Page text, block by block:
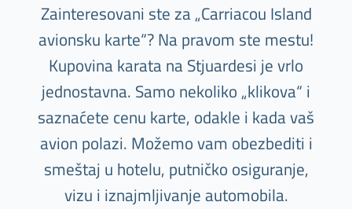
Zainteresovani ste za „Carriacou Island
avionsku karte“? Na pravom ste mestu!
Kupovina karata na Stjuardesi je vrlo
jednostavna. Samo nekoliko „klikova“ i
saznaćete cenu karte, odakle i kada vaš
avion polazi. Možemo vam obezbediti i
smeštaj u hotelu, putničko osiguranje,
vizu i iznajmljivanje automobila.